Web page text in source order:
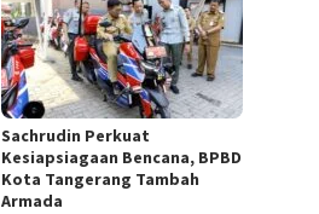
Sachrudin Perkuat
Kesiapsiagaan Bencana, BPBD
Kota Tangerang Tambah
Armada